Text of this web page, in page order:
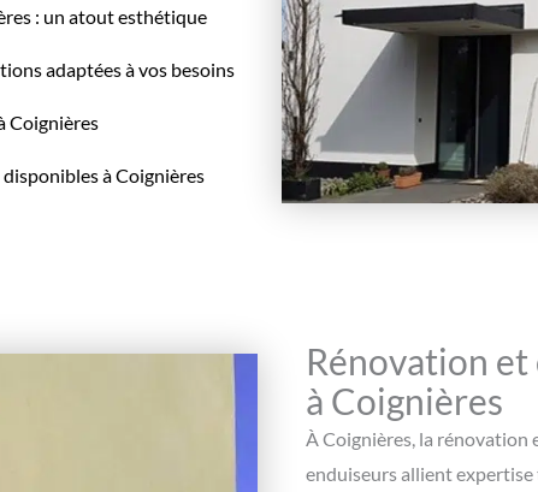
: un atout esthétique
adaptées à vos besoins
Coignières
à Coignières
Rénovation
à Coignières
À Coignières, la rénovation
enduiseurs allient